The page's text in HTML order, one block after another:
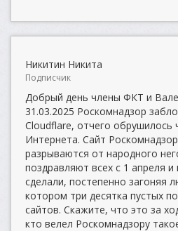
Никитин Никита
Подписчик
Добрый день члены ФКТ и
31.03.2025 Роскомнадзор
Cloudflare, отчего обрушилось
Интернета. Сайт
разрываются от народного
поздравляют всех с 1 апреля
сделали, постепенно загоняя
котором три десятка пустых
сайтов. Скажите, что это за
кто велел Роскомнадзору